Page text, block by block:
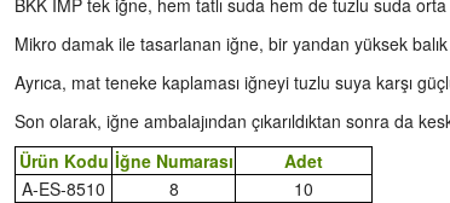
BKK IMP tek iğne, hem tatlı suda hem de tuzlu suda
Mikro damak ile tasarlanan iğne, bir yandan yüksek
Ayrıca, mat teneke kaplaması iğneyi tuzlu suya karşı
Son olarak, iğne ambalajından çıkarıldıktan sonra da
Ürün Kodu İğne Numarası
Adet
A-ES-8510
8
10